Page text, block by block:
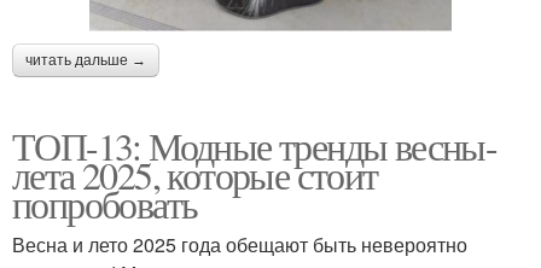
читать дальше →
ТОП-13: Модные тренды весны-
лета 2025, которые стоит
попробовать
Весна и лето 2025 года обещают быть невероятно